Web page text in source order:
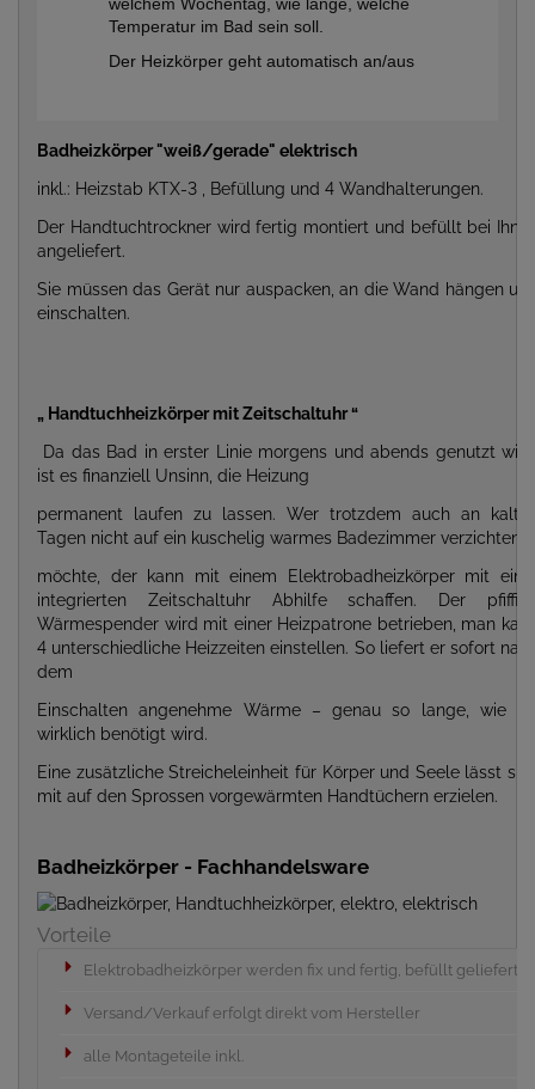
Temperatur im Bad sein soll.
Der Heizkörper geht automatisch an/aus
Badheizkörper "weiß/gerade" elektrisch
inkl.: Heizstab KTX-3 , Befüllung und 4 Wandhalterungen.
Der Handtuchtrockner wird fertig montiert und befüllt bei
angeliefert.
Sie müssen das Gerät nur auspacken, an die Wand hängen
einschalten.
„ Handtuchheizkörper mit Zeitschaltuhr “
Da das Bad in erster Linie morgens und abends genutzt
ist es finanziell Unsinn, die Heizung
permanent laufen zu lassen. Wer trotzdem auch an
Tagen nicht auf ein kuschelig warmes Badezimmer verzichten
möchte, der kann mit einem Elektrobadheizkörper mit
integrierten Zeitschaltuhr Abhilfe schaffen. Der
Wärmespender wird mit einer Heizpatrone betrieben, man
4 unterschiedliche Heizzeiten einstellen. So liefert er sofort
dem
Einschalten angenehme Wärme – genau so lange, wie
wirklich benötigt wird.
Eine zusätzliche Streicheleinheit für Körper und Seele lässt
mit auf den Sprossen vorgewärmten Handtüchern erzielen.
Badheizkörper - Fachhandelsware
Vorteile
Elektrobadheizkörper werden fix und fertig, befüllt geliefert
Versand/Verkauf erfolgt direkt vom Hersteller
alle Montageteile inkl.